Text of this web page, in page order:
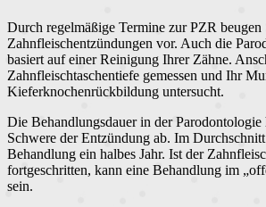
Durch regelmäßige Termine zur PZR beugen
Zahnfleischentzündungen vor. Auch die
basiert auf einer Reinigung Ihrer Zähne.
Zahnfleischtaschentiefe gemessen und Ihr
Kieferknochenrückbildung untersucht.
Die Behandlungsdauer in der Parodontologie
Schwere der Entzündung ab. Im
Behandlung ein halbes Jahr. Ist der
fortgeschritten, kann eine Behandlung im
sein.